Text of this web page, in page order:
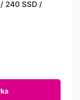
240 SSD /